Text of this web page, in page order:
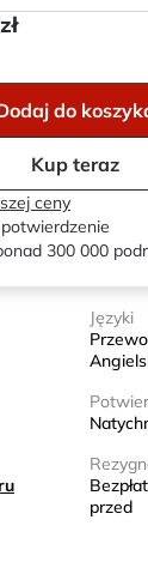
do
Kup teraz
ceny
300 000
Języki
przed